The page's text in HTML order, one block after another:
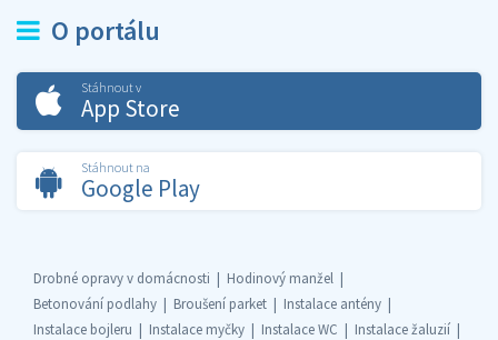
O portálu
Stáhnout v
App Store
Stáhnout na
Google Play
Drobné opravy v domácnosti
Hodinový manžel
Betonování podlahy
Broušení parket
Instalace antény
Instalace bojleru
Instalace myčky Instalace WC
Instalace žaluzií